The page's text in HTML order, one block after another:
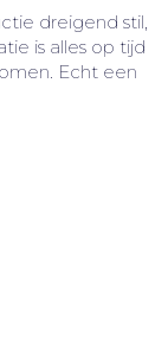
dreigend stil,
is alles op tijd
Echt een